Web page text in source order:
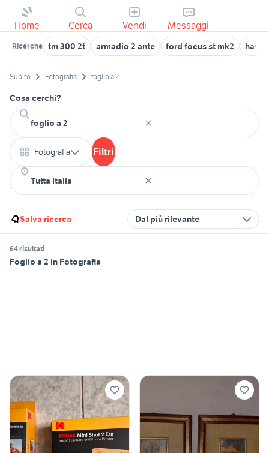
Home Cerca Vendi Messaggi
Ricerche tm 300 2t armadio 2 ante ford focus st mk2 haval
Subito Fotografia foglio a 2
Cosa cerchi?
Fotografia Filtri
Salva ricerca Dal più rilevante
64 risultati
Foglio a 2 in Fotografia